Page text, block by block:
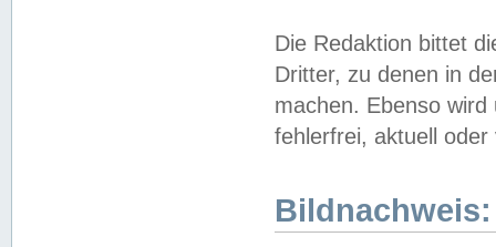
Die Redaktion bittet
Dritter, zu denen in
machen. Ebenso
fehlerfrei, aktuell oder
Bildnachweis: